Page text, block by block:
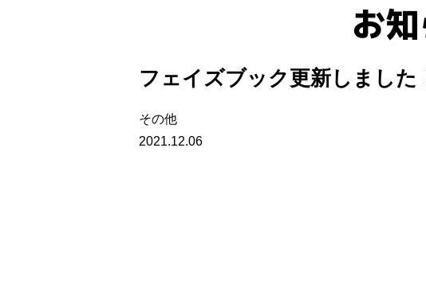
お
フェイズブック更新しました
その他
2021.12.06